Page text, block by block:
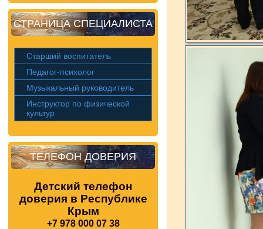
СТРАНИЦА СПЕЦИАЛИСТА
Старший воспитатель
Педагог-психолог
Музыкальный руководитель
Инструктор по физической
культур
ТЕЛЕФОН ДОВЕРИЯ
Детский телефон
доверия в Республике
Крым
+7 978 000 07 38